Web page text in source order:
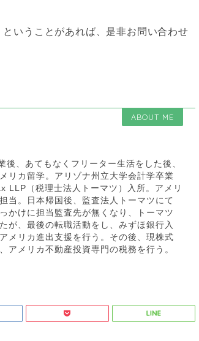
いうことがあれば、是非お問い合わせ
ABOUT ME
、あてもなくフリーター生活をした後、
リカ留学。アリゾナ州立大学会計学卒業
LLP（税理士法人トーマツ）入所。アメリ
当。日本帰国後、監査法人トーマツにて
かけに担当監査先が無くなり、トーマツ
が、最後の転職活動をし、みずほ銀行入
メリカ進出支援を行う。その後、現株式
アメリカ不動産投資専門の税務を行う。